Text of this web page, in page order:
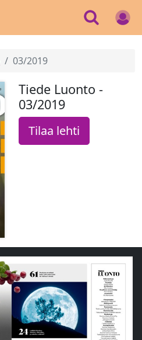
03/2019
Tiede Luonto -
03/2019
Tilaa lehti